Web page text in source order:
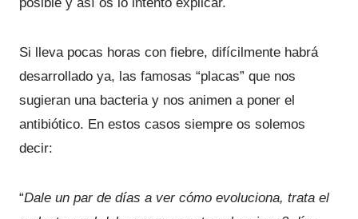
Si lleva pocas horas con fiebre, difícilmente habrá
desarrollado ya, las famosas “placas” que nos
sugieran una bacteria y nos animen a poner el
antibiótico. En estos casos siempre os solemos
decir:
“Dale un par de días a ver cómo evoluciona, trata el